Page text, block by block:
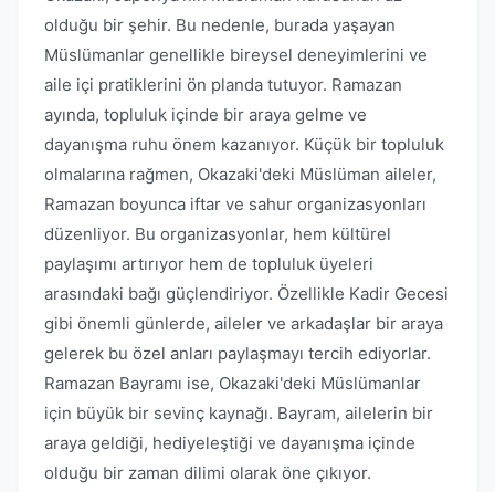
olduğu bir şehir. Bu nedenle, burada yaşayan
Müslümanlar genellikle bireysel deneyimlerini ve
aile içi pratiklerini ön planda tutuyor. Ramazan
ayında, topluluk içinde bir araya gelme ve
dayanışma ruhu önem kazanıyor. Küçük bir topluluk
olmalarına rağmen, Okazaki'deki Müslüman aileler,
Ramazan boyunca iftar ve sahur organizasyonları
düzenliyor. Bu organizasyonlar, hem kültürel
paylaşımı artırıyor hem de topluluk üyeleri
arasındaki bağı güçlendiriyor. Özellikle Kadir Gecesi
gibi önemli günlerde, aileler ve arkadaşlar bir araya
gelerek bu özel anları paylaşmayı tercih ediyorlar.
Ramazan Bayramı ise, Okazaki'deki Müslümanlar
için büyük bir sevinç kaynağı. Bayram, ailelerin bir
araya geldiği, hediyeleştiği ve dayanışma içinde
olduğu bir zaman dilimi olarak öne çıkıyor.